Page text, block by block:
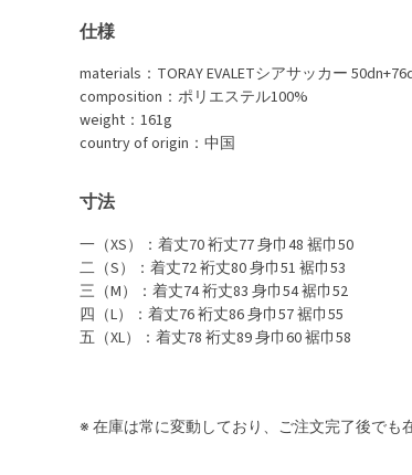
仕様
materials：TORAY EVALETシアサッカー
composition：ポリエステル100%
weight：161g
country of origin：中国
寸法
一（XS）：着丈70 裄丈77 身巾48 裾巾50
二（S）：着丈72 裄丈80 身巾51 裾巾53
三（M）：着丈74 裄丈83 身巾54 裾巾52
四（L）：着丈76 裄丈86 身巾57 裾巾55
五（XL）：着丈78 裄丈89 身巾60 裾巾58
※ 在庫は常に変動しており、ご注文完了後で